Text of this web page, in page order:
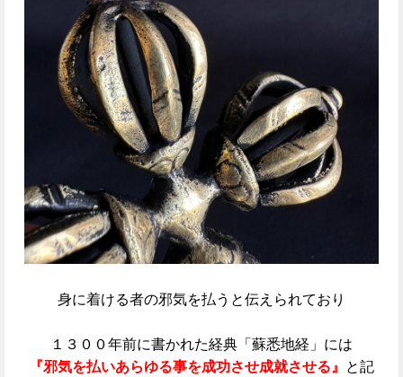
身に着ける者の邪気を払うと伝えられており
１３００年前に書かれた経典「蘇悉地経」には
『邪気を払いあらゆる事を成功させ成就させる』
と記